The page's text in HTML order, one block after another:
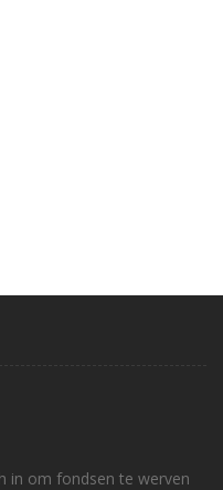
in om fondsen te werven